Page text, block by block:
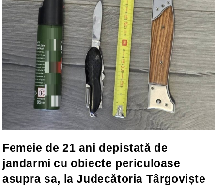
Femeie de 21 ani depistată de
jandarmi cu obiecte periculoase
asupra sa, la Judecătoria Târgoviște